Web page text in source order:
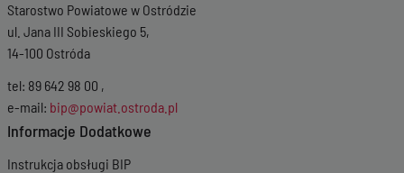
Starostwo Powiatowe w Ostródzie
ul. Jana III Sobieskiego 5,
14-100 Ostróda
tel: 89 642 98 00 ,
e-mail: bip@powiat.ostroda.pl
Informacje Dodatkowe
Instrukcja obsługi BIP